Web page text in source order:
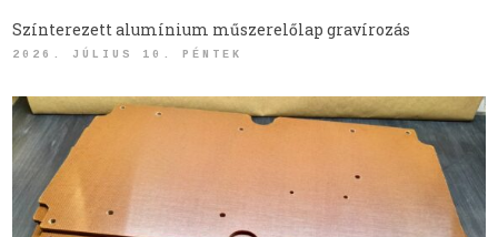
Színterezett alumínium műszerelőlap gravírozás
2026. JÚLIUS 10. PÉNTEK